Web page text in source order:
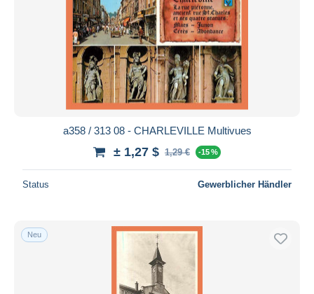
a358 / 313 08 - CHARLEVILLE Multivues
± 1,27 $ 1,29 € -15 %
Status Gewerblicher Händler
Neu